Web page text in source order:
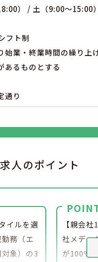
） / 土（9:00～15:00）
フト制
始業・終業時間の繰り上
あるものとする
通り
人のポイント
イルを選
務（エ
象）の3
【親会
社メディ
が100％